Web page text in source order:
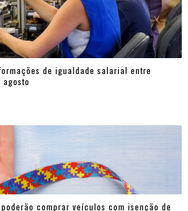
de igualdade salarial entre
comprar veículos com isenção de